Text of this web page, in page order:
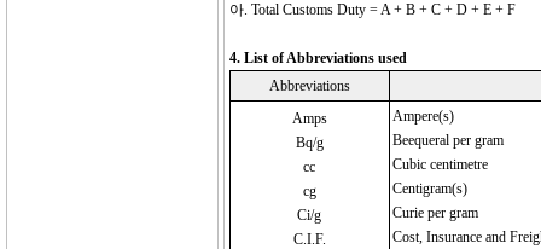
아. Total Customs Duty = A + B + C + D + E + F
4. List of Abbreviations used
Abbreviations
Amps
Bq/g
cc
cg
Ci/g
C.I.F.
Ampere(s)
Beequeral per gram
Cubic centimetre
Centigram(s)
Curie per gram
Cost, Insurance and